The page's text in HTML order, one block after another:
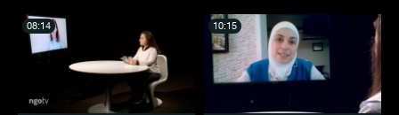
08:14 10:15